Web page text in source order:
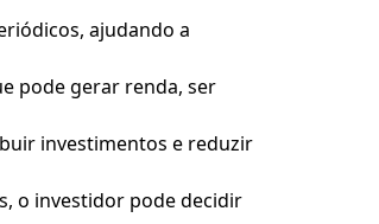
ajudando a
pode gerar renda, ser
investimentos e reduzir
o investidor pode decidir